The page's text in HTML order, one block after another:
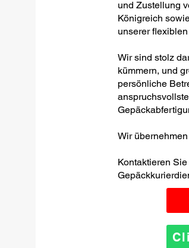
und Zustellung
Königreich
unserer
Wir sind stolz
kümmern, und
persönliche
Wir
Kontaktieren